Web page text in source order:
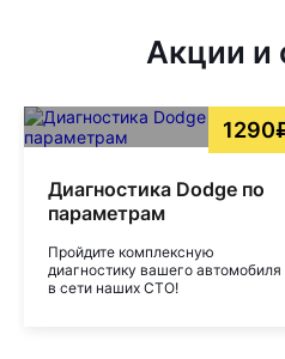
Акции и
Диагностика Dodge по
параметрам
Пройдите комплексную
диагностику вашего автомобиля
в сети наших СТО!